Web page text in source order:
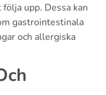
upp. Dessa kan
gastrointestinala
och allergiska